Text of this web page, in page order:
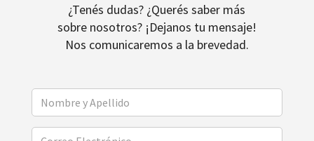
¿Tenés dudas? ¿Querés saber más
sobre nosotros? ¡Dejanos tu mensaje!
Nos comunicaremos a la brevedad.